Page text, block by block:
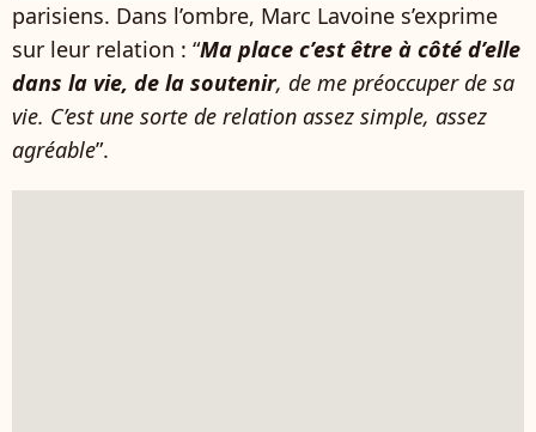
parisiens. Dans l’ombre, Marc Lavoine s’exprime
sur leur relation : “Ma place c’est être à côté d’elle
dans la vie, de la soutenir, de me préoccuper de sa
vie. C’est une sorte de relation assez simple, assez
agréable”.